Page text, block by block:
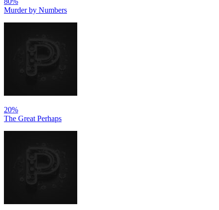
Murder by Numbers
20%
The Great Perhaps